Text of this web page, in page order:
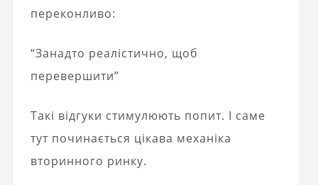
переконливо:
“Занадто реалістично, щоб
перевершити”
Такі відгуки стимулюють попит. І саме
тут починається цікава механіка
вторинного ринку.